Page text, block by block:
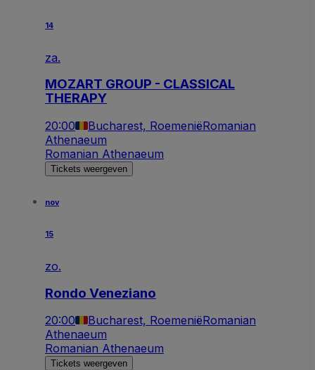
14
za.
MOZART GROUP - CLASSICAL
THERAPY
20:00 Bucharest, RoemeniëRomanian
Athenaeum
Romanian Athenaeum
Tickets weergeven
nov
15
zo.
Rondo Veneziano
20:00 Bucharest, RoemeniëRomanian
Athenaeum
Romanian Athenaeum
Tickets weergeven